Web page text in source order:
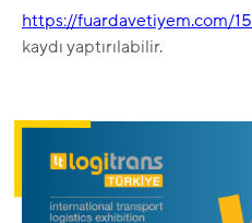
https://fuardavetiyem.com/15
kaydı yaptırılabilir.